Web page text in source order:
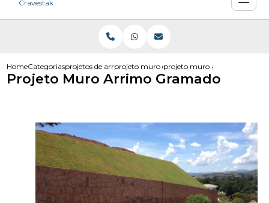
HomeCategoriasprojetos de arrimoprojeto muro de arrimo dwg
projeto muro arrimo
Projeto Muro Arrimo Gramado